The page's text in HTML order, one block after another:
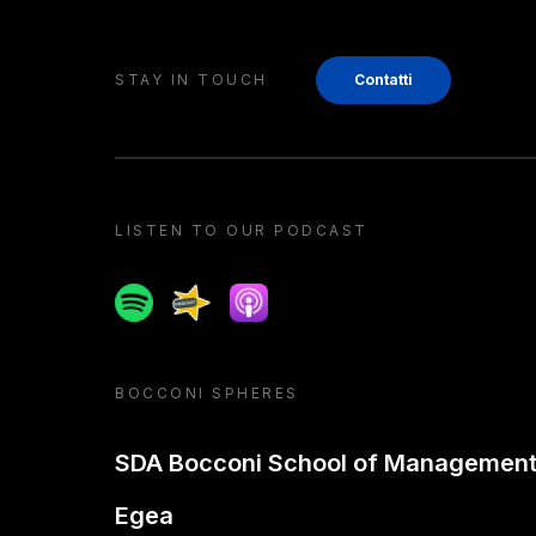
STAY IN TOUCH Contatti
LISTEN TO OUR PODCAST
SpotifySpreakerApple podcast
BOCCONI SPHERES
SDA Bocconi School of Management
Egea